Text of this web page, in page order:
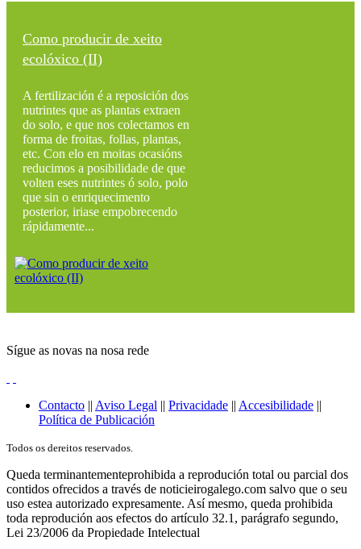
Como producir de xeito
ecolóxico (II)
A fertilización é a reposición dos
nutrintes que as plantas extraen
do solo, e que nos colectamos en
forma de froitas, follas, plantas,
etc. Con elo en moitas ocasións
reducimos a posibilidade de que
volten eses nutrintes ó solo, polo
que sin o enriquecimento
posterior, iriase empobrecendo
rápidamente...
Sígue as novas na nosa rede
Contacto || Aviso Legal || Privacidade || Accesibilidade ||
Política de Publicación
Todos os dereitos reservados.
Queda terminantementeprohibida a reprodución total ou parcial dos
contidos ofrecidos a través de noticieirogalego.com salvo que o seu
uso estea autorizado expresamente. Así mesmo, queda prohibida
toda reprodución aos efectos do artículo 32.1, parágrafo segundo,
Lei 23/2006 da Propiedade Intelectual